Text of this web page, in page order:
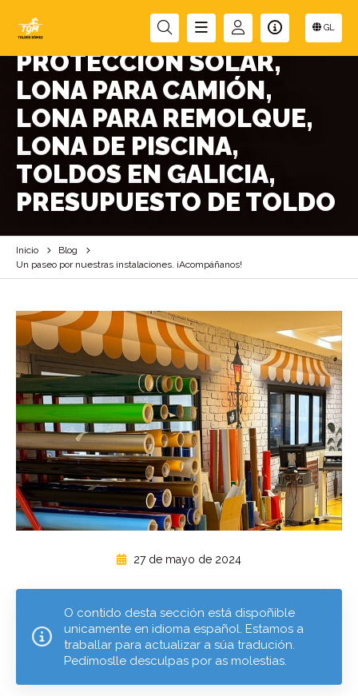
GL
TOLDOS, CARPAS, LONA,
PROTECCIÓN SOLAR,
LONA PARA CAMIÓN,
LONA PARA REMOLQUE,
LONA DE PISCINA,
TOLDOS EN GALICIA,
PRESUPUESTO DE TOLDO
Inicio
Blog
Un paseo por nuestras instalaciones. ¡Acompáñanos!
27 de mayo de 2024
O contido desta sección está dispoñible
unicamente en idioma español. Estamos a
traballar para actualizar a súa tradución.
Pedímoslle desculpas por as molestias.